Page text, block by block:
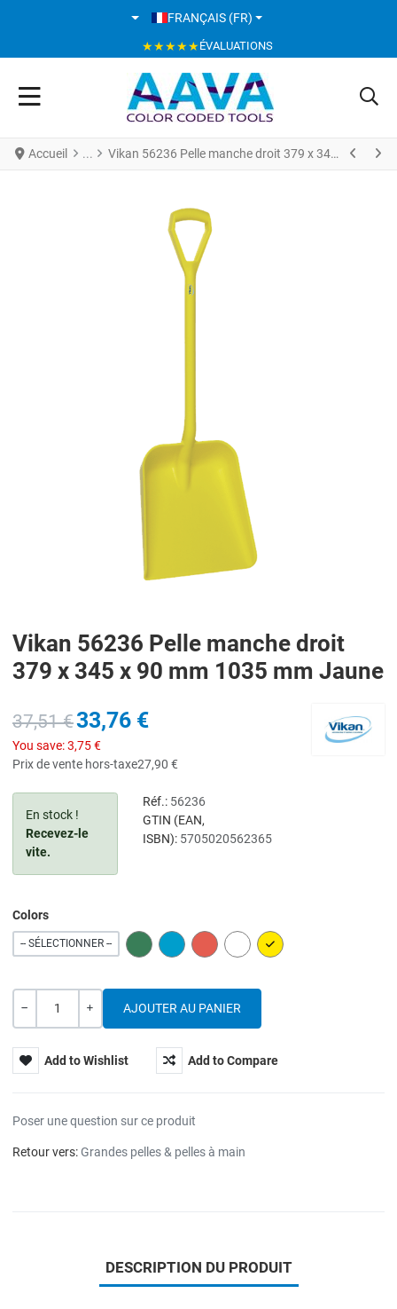
SÉLECTIONNEZ VOTRE LANGUE
FRANÇAIS (FR)
★★★★★ÉVALUATIONS
Accueil Vikan 56236 Pelle manche droit 379 x 345 x 90 mm 1035 mm Jaune
Vikan 56236 Pelle manche droit
379 x 345 x 90 mm 1035 mm Jaune
37,51 €33,76 €
You save:3,75 €
Prix de vente hors-taxe27,90 €
En stock !
Recevez-le
vite.
Réf.: 56236
GTIN (EAN,
ISBN): 5705020562365
Colors
-- SÉLECTIONNER -- GREEN BLUE RED WHITE YELLOW
Quantité
Add to Wishlist Add to Compare
Poser une question sur ce produit
Retour vers:Grandes pelles & pelles à main
DESCRIPTION DU PRODUIT